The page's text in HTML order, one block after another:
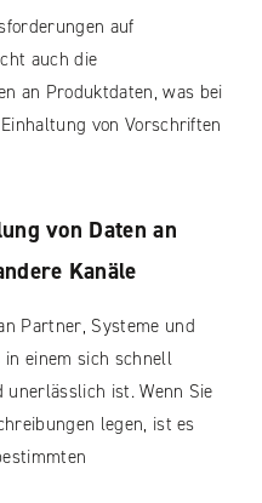
auf
auch die
an Produktdaten, was bei
von Vorschriften
von Daten an
Kanäle
Partner, Systeme und
einem sich schnell
unerlässlich ist. Wenn Sie
legen, ist es